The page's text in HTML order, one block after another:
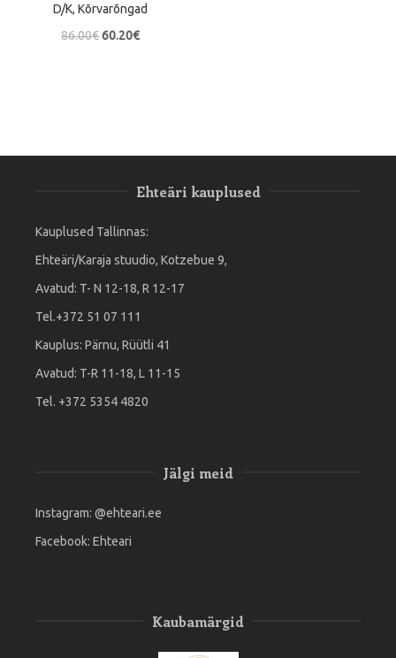
D/K,Kõrvarõngad
86.00€60.20€
Ehteäri kauplused
Kauplused Tallinnas:
Ehteäri/Karaja stuudio, Kotzebue 9,
Avatud: T- N 12-18, R 12-17
Tel.+372 51 07 111
Kauplus: Pärnu, Rüütli 41
Avatud: T-R 11-18, L 11-15
Tel. +372 5354 4820
Jälgi meid
Instagram: @ehteari.ee
Facebook: Ehteari
Kaubamärgid